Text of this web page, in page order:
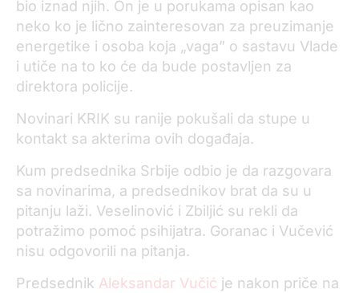
bio iznad njih. On je u porukama opisan kao
neko ko je lično zainteresovan za preuzimanje
energetike i osoba koja „vaga” o sastavu Vlade
i utiče na to ko će da bude postavljen za
direktora policije.
Novinari KRIK su ranije pokušali da stupe u
kontakt sa akterima ovih događaja.
Kum predsednika Srbije odbio je da razgovara
sa novinarima, a predsednikov brat da su u
pitanju laži. Veselinović i Zbiljić su rekli da
potražimo pomoć psihijatra. Goranac i Vučević
nisu odgovorili na pitanja.
Predsednik Aleksandar Vučić je nakon priče na